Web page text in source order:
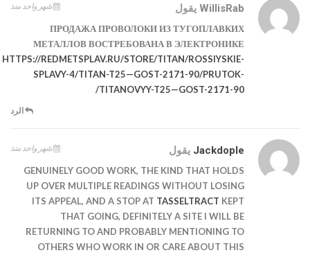
WillisRab يقول شهر واحد منذ
ПРОДАЖА ПРОВОЛОКИ ИЗ ТУГОПЛАВКИХ
МЕТАЛЛОВ ВОСТРЕБОВАНА В ЭЛЕКТРОНИКЕ
HTTPS://REDMETSPLAV.RU/STORE/TITAN/ROSSIYSKIE-
SPLAVY-4/TITAN-T25—GOST-2171-90/PRUTOK-
TITANOVYY-T25—GOST-2171-90/
الرد
Jackdople يقول شهر واحد منذ
GENUINELY GOOD WORK, THE KIND THAT HOLDS
UP OVER MULTIPLE READINGS WITHOUT LOSING
ITS APPEAL, AND A STOP AT TASSELTRACT KEPT
THAT GOING, DEFINITELY A SITE I WILL BE
RETURNING TO AND PROBABLY MENTIONING TO
OTHERS WHO WORK IN OR CARE ABOUT THIS